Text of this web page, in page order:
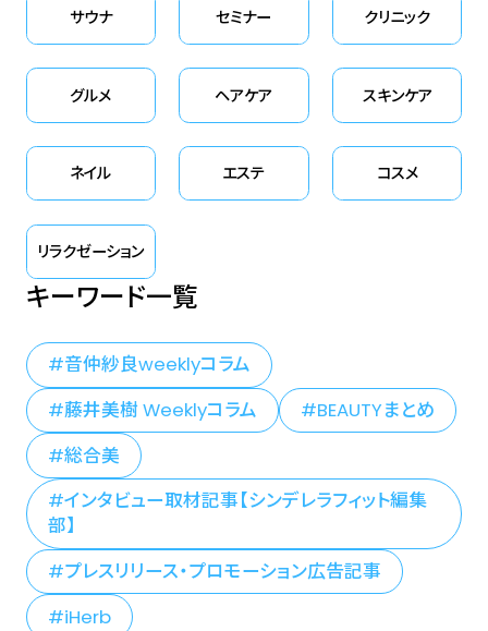
をお届けします。
サウナ セミナー クリニック
グルメ ヘアケア スキンケア
ネイル エステ コスメ
リラクゼーション
キーワード一覧
音仲紗良weeklyコラム
藤井美樹 Weeklyコラム
BEAUTYまとめ
総合美
インタビュー取材記事【シンデレラフィット編集
部】
プレスリリース・プロモーション広告記事
iHerb